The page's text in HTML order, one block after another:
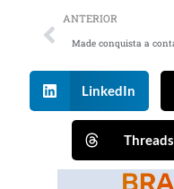
ANTERIOR
LinkedIn
Threads